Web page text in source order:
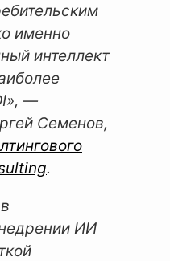
именно
интеллект
—
Семенов,
.
ИИ